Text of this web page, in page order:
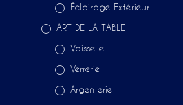
Éclairage Extérieur
ART DE LA TABLE
Vaisselle
Verrerie
Argenterie